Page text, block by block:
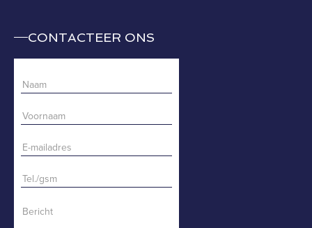
CONTACTEER ONS